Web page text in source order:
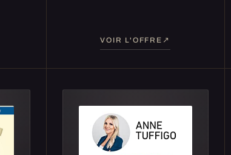
VOIR L'OFFRE